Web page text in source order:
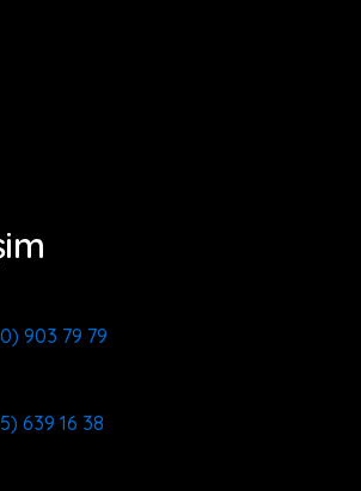
903 79 79
639 16 38